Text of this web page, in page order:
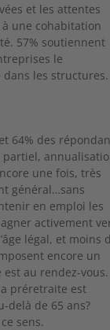
et les attentes
à une cohabitation
57% soutiennent
le
les structures.
64% des
une fois, très
général…sans
en emploi les
activement
légal, et moins
encore un
au rendez-vous.
préretraite est
delà de 65 ans?
sens.